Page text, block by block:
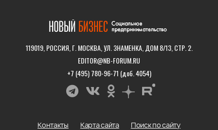
119019, РОССИЯ, Г. МОСКВА, УЛ. ЗНАМЕНКА, ДОМ 8/13, СТР. 2.
EDITOR@NB-FORUM.RU
+7 (495) 780-96-71 (доб. 4054)
Контакты Карта сайта
Поиск по сайту